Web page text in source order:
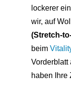
lockerer
wir, auf
(Stretch-
beim
Vorderblatt
haben Ihre